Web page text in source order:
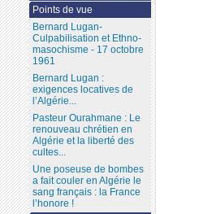
Points de vue
Bernard Lugan-
Culpabilisation et Ethno-
masochisme - 17 octobre
1961
Bernard Lugan :
exigences locatives de
l’Algérie...
Pasteur Ourahmane : Le
renouveau chrétien en
Algérie et la liberté des
cultes...
Une poseuse de bombes
a fait couler en Algérie le
sang français : la France
l’honore !